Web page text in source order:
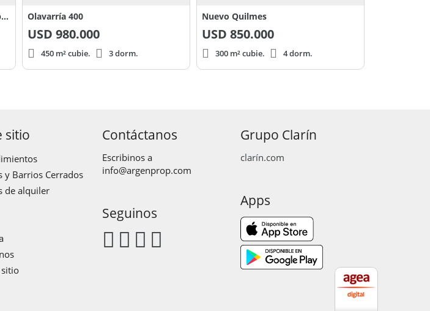
Almirante Brown e/ Saavedra y Alberdi Olavarría 400
USD 980.000
450 m² cubie. 3 dorm.
Nuevo Quilmes
USD 850.000
300 m² cubie. 4 dorm.
sitio
y Barrios Cerrados
de alquiler
Contáctanos
Escribinos a
info@argenprop.com
Seguinos
Grupo Clarín
clarín.com
Apps